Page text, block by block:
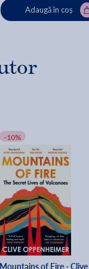
Adaugă în coș
-10%
Mountains of Fire - Clive